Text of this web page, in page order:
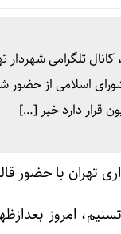
کانال تلگرامی
اسلامی از حضور
قرار دارد خبر […]
امروز